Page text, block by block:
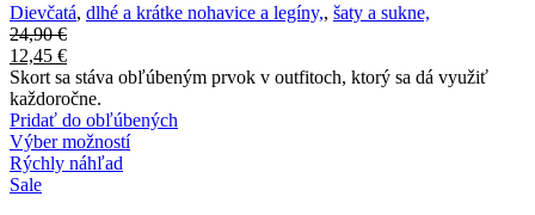
Dievčatá, dlhé a krátke nohavice a legíny,, šaty a sukne,
24,90€
12,45 €
Skort sa stáva obľúbeným prvok v outfitoch, ktorý sa dá využiť
každoročne.
Pridať do obľúbených
Výber možností
Rýchly náhľad
Sale